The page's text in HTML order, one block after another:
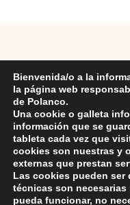
Para acceder al
Skip back to main navigation
DEJA UNA
Lo siento, debes
comentario.
Bienvenida/o a la
la página web
de Polanco.
Una cookie o galleta
información que se
tableta cada vez que
cookies son nuestras y
externas que prestan
Las cookies pueden
técnicas son necesarias
pueda funcionar, no